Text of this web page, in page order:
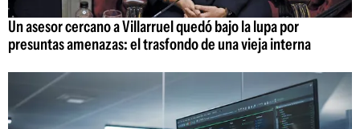
Un asesor cercano a Villarruel quedó bajo la lupa por
presuntas amenazas: el trasfondo de una vieja interna